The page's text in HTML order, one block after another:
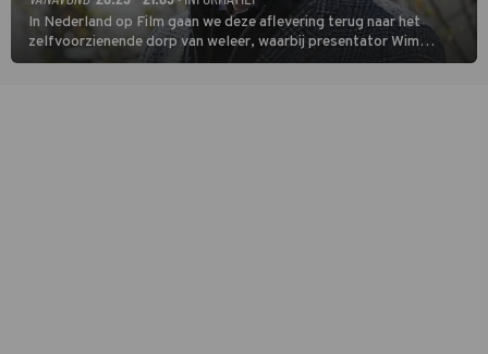
In Nederland op Film gaan we deze aflevering terug naar het
zelfvoorzienende dorp van weleer, waarbij presentator Wim
Daniëls de kijkers meeneemt op reis door de tijd aan de hand van